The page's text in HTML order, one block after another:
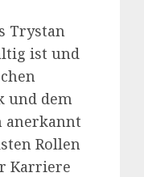
Trystan
ist und
und dem
anerkannt
Rollen
Karriere